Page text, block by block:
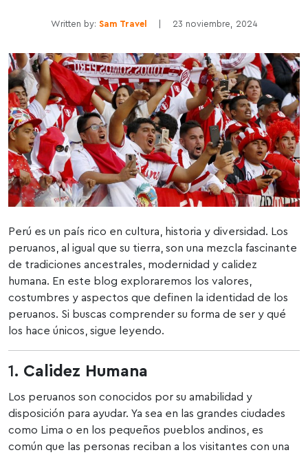
Written by: Sam Travel 23 noviembre, 2024
Perú es un país rico en cultura, historia y diversidad. Los
peruanos, al igual que su tierra, son una mezcla fascinante
de tradiciones ancestrales, modernidad y calidez
humana. En este blog exploraremos los valores,
costumbres y aspectos que definen la identidad de los
peruanos. Si buscas comprender su forma de ser y qué
los hace únicos, sigue leyendo.
1. Calidez Humana
Los peruanos son conocidos por su amabilidad y
disposición para ayudar. Ya sea en las grandes ciudades
como Lima o en los pequeños pueblos andinos, es
común que las personas reciban a los visitantes con una